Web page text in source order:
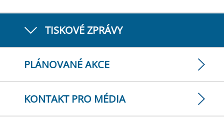
TISKOVÉ ZPRÁVY
PLÁNOVANÉ AKCE
KONTAKT PRO MÉDIA